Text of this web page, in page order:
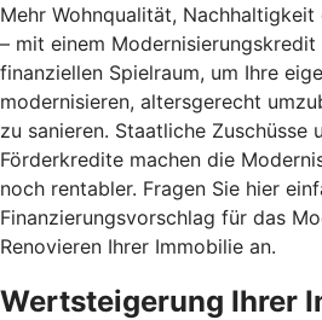
Mehr Wohnqualität,
– mit einem Modernisierungskredit
finanziellen Spielraum, um Ihre
modernisieren, altersgerecht
zu sanieren. Staatliche Zuschüsse
Förderkredite machen die
noch rentabler. Fragen Sie hier
Finanzierungsvorschlag für das
Renovieren Ihrer Immobilie an.
Wertsteigerung Ihrer